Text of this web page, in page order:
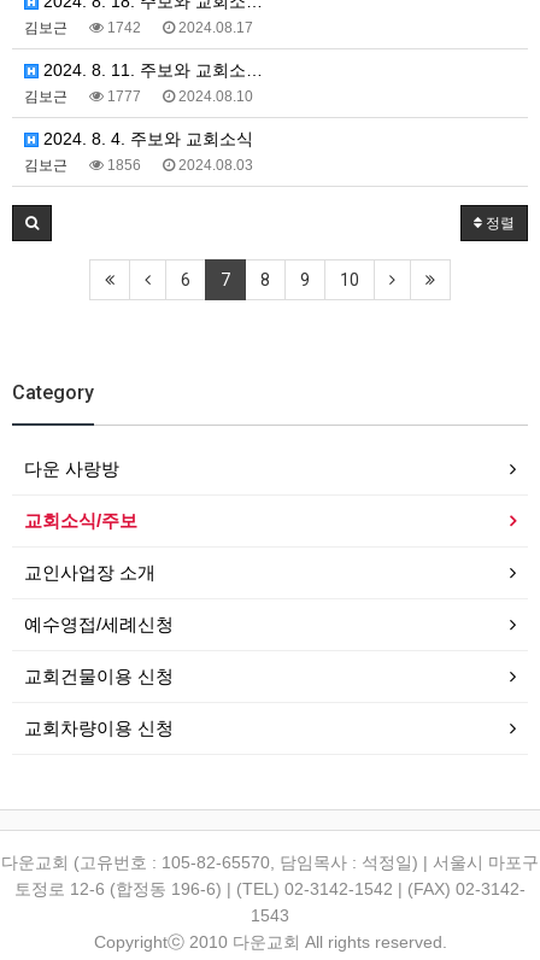
김보근 1742 2024.08.17
2024. 8. 11. 주보와 교회소…
김보근 1777 2024.08.10
2024. 8. 4. 주보와 교회소식
김보근 1856 2024.08.03
정렬
6 7 8 9 10
Category
다운 사랑방
교회소식/주보
교인사업장 소개
예수영접/세례신청
교회건물이용 신청
교회차량이용 신청
다운교회 (고유번호 : 105-82-65570, 담임목사 : 석정일) | 서울시 마포구
토정로 12-6 (합정동 196-6) | (TEL) 02-3142-1542 | (FAX) 02-3142-
1543
Copyrightⓒ 2010 다운교회 All rights reserved.